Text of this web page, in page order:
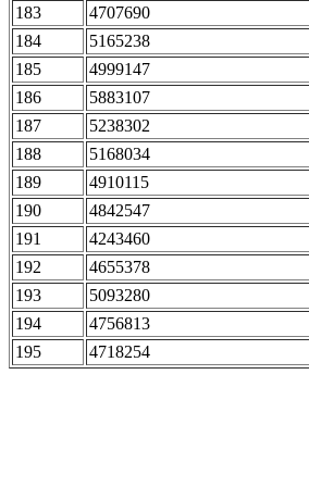
183 4707690
184 5165238
185 4999147
186 5883107
187 5238302
188 5168034
189 4910115
190 4842547
191 4243460
192 4655378
193 5093280
194 4756813
195 4718254